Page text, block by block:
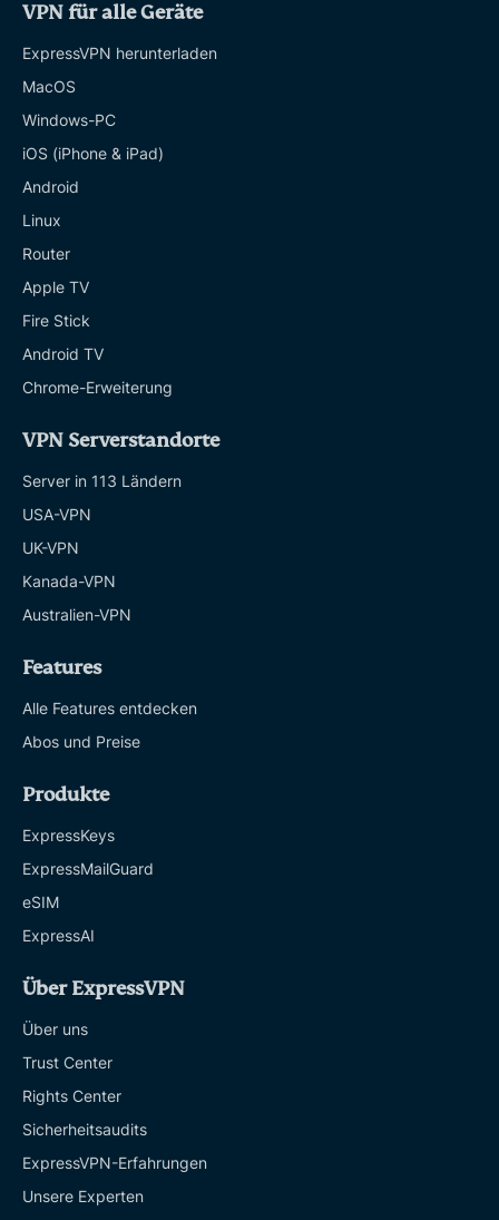
VPN für alle Geräte
ExpressVPN herunterladen
MacOS
Windows-PC
iOS (iPhone & iPad)
Android
Linux
Router
Apple TV
Fire Stick
Android TV
Chrome-Erweiterung
VPN Serverstandorte
Server in 113 Ländern
USA-VPN
UK-VPN
Kanada-VPN
Australien-VPN
Features
Alle Features entdecken
Abos und Preise
Produkte
ExpressKeys
ExpressMailGuard
eSIM
ExpressAI
Über ExpressVPN
Über uns
Trust Center
Rights Center
Sicherheitsaudits
ExpressVPN-Erfahrungen
Unsere Experten